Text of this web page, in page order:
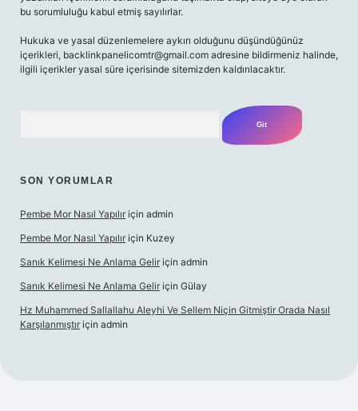
bu sorumluluğu kabul etmiş sayılırlar.
Hukuka ve yasal düzenlemelere aykırı olduğunu düşündüğünüz
içerikleri, backlinkpanelicomtr@gmail.com adresine bildirmeniz halinde,
ilgili içerikler yasal süre içerisinde sitemizden kaldırılacaktır.
SON YORUMLAR
Pembe Mor Nasıl Yapılır için admin
Pembe Mor Nasıl Yapılır için Kuzey
Sanık Kelimesi Ne Anlama Gelir için admin
Sanık Kelimesi Ne Anlama Gelir için Gülay
Hz Muhammed Sallallahu Aleyhi Ve Sellem Niçin Gitmiştir Orada Nasıl
Karşılanmıştır için admin